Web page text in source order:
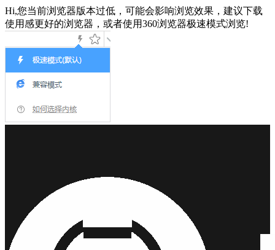
Hi,您当前浏览器版本过低，可能会影响浏览效果，建议下载
使用感更好的浏览器，或者使用360浏览器极速模式浏览!